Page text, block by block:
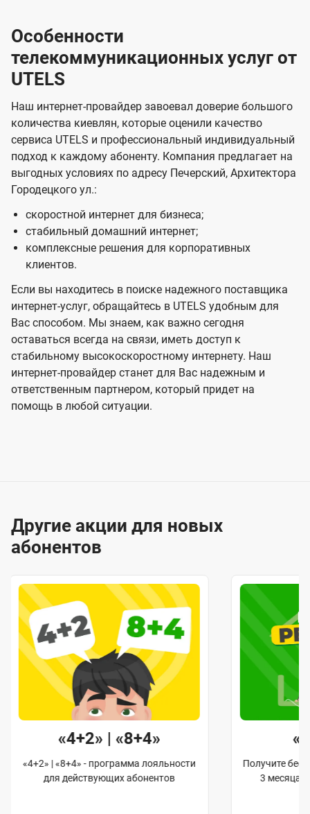
Особенности
телекоммуникационных услуг от
UTELS
Наш интернет-провайдер завоевал доверие большого
количества киевлян, которые оценили качество
сервиса UTELS и профессиональный индивидуальный
подход к каждому абоненту. Компания предлагает на
выгодных условиях по адресу Печерский, Архитектора
Городецкого ул.:
скоростной интернет для бизнеса;
стабильный домашний интернет;
комплексные решения для корпоративных
клиентов.
Если вы находитесь в поиске надежного поставщика
интернет-услуг, обращайтесь в UTELS удобным для
Вас способом. Мы знаем, как важно сегодня
оставаться всегда на связи, иметь доступ к
стабильному высокоскоростному интернету. Наш
интернет-провайдер станет для Вас надежным и
ответственным партнером, который придет на
помощь в любой ситуации.
Другие акции для новых
абонентов
«4+2» | «8+4»
«4+2» | «8+4» - программа лояльности
для действующих абонентов
Получите
3 месяца